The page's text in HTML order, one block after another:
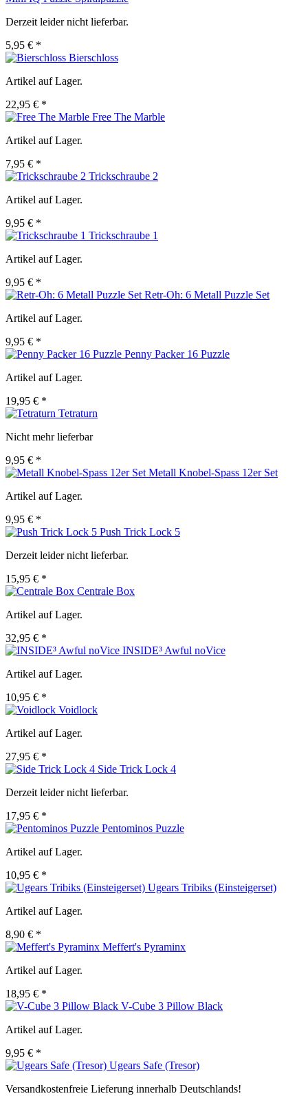
Derzeit leider nicht lieferbar.
5,95 € *
Bierschloss
Artikel auf Lager.
22,95 € *
Free The Marble
Artikel auf Lager.
7,95 € *
Trickschraube 2
Artikel auf Lager.
9,95 € *
Trickschraube 1
Artikel auf Lager.
9,95 € *
Retr-Oh: 6 Metall Puzzle Set
Artikel auf Lager.
9,95 € *
Penny Packer 16 Puzzle
Artikel auf Lager.
19,95 € *
Tetraturn
Nicht mehr lieferbar
9,95 € *
Metall Knobel-Spass 12er Set
Artikel auf Lager.
9,95 € *
Push Trick Lock 5
Derzeit leider nicht lieferbar.
15,95 € *
Centrale Box
Artikel auf Lager.
32,95 € *
INSIDE³ Awful noVice
Artikel auf Lager.
10,95 € *
Voidlock
Artikel auf Lager.
27,95 € *
Side Trick Lock 4
Derzeit leider nicht lieferbar.
17,95 € *
Pentominos Puzzle
Artikel auf Lager.
10,95 € *
Ugears Tribiks (Einsteigerset)
Artikel auf Lager.
8,90 € *
Meffert's Pyraminx
Artikel auf Lager.
18,95 € *
V-Cube 3 Pillow Black
Artikel auf Lager.
9,95 € *
Ugears Safe (Tresor)
Versandkostenfreie Lieferung innerhalb Deutschlands!